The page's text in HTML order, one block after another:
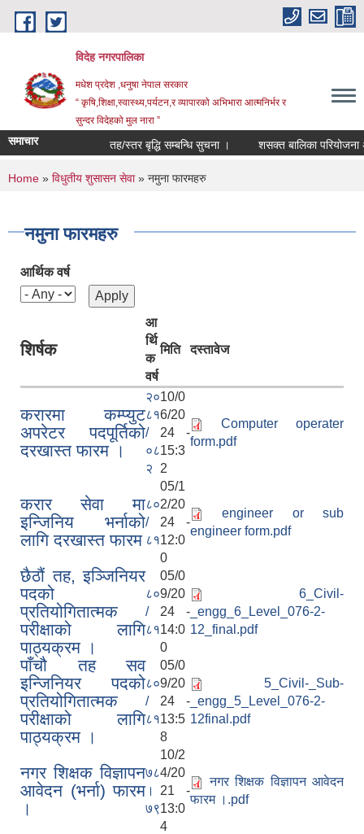
Skip to main content
विदेह नगरपालिका
मधेश प्रदेश ,धनुषा नेपाल सरकार
“ कृषि,शिक्षा,स्वास्थ्य,पर्यटन,र व्यापारको अभिभारा आत्मनिर्भर र
सुन्दर विदेहको मुल नारा ”
समाचार तह/स्तर बृद्धि सम्बन्धि सुचना । शसक्त बालिका परियोजना
You are here
Home » विधुतीय शुसासन सेवा» नमुना फारमहरु
नमुना फारमहरु
आर्थिक वर्ष
शिर्षक
आ
र्थि
क
वर्ष
मिति दस्तावेज
करारमा कम्प्युट
अपरेटर पदपूर्तिको
दरखास्त फारम ।
२०
८१
/
०८
२
10/0
6/20
24 -
15:3
2
Computer operater
form.pdf
करार सेवा मा
इन्जिनिय भर्नाको
लागि दरखास्त फारम
८०
/
८१
05/1
2/20
24 -
12:0
0
engineer or sub
engineer form.pdf
छैठौं तह, इञ्जिनियर
पदको
प्रतियोगितात्मक
परीक्षाको लागि
पाठ्यक्रम ।
८०
/
८१
05/0
9/20
24 -
14:0
0
6_Civil-
_engg_6_Level_076-2-
12_final.pdf
पाँचौ तह सव
इन्जिनियर पदको
प्रतियोगितात्मक
परीक्षाको लागि
पाठ्यक्रम ।
८०
/
८१
05/0
9/20
24 -
13:5
8
5_Civil-_Sub-
_engg_5_Level_076-2-
12final.pdf
नगर शिक्षक विज्ञापन
आवेदन (भर्ना) फारम
।
७८
।
७९
10/2
4/20
21 -
13:0
4
नगर शिक्षक विज्ञापन आवेदन
फारम ।.pdf